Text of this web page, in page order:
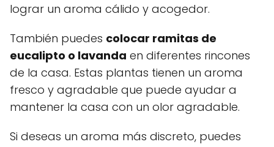
lograr un aroma cálido y acogedor.
También puedes colocar ramitas de
eucalipto o lavanda en diferentes rincones
de la casa. Estas plantas tienen un aroma
fresco y agradable que puede ayudar a
mantener la casa con un olor agradable.
Si deseas un aroma más discreto, puedes